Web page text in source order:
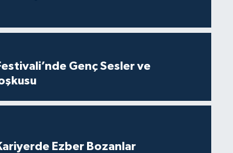
Genç Sesler ve
Ezber Bozanlar